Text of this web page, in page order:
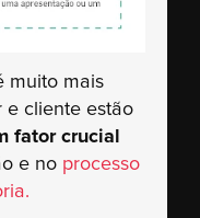
muito mais
e cliente estão
fator crucial
e no processo